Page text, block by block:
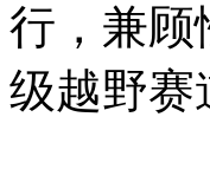
行，兼顾
级越野赛